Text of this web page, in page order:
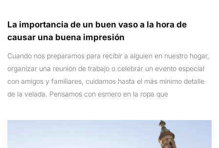
La importancia de un buen vaso a la hora de
causar una buena impresión
Cuando nos preparamos para recibir a alguien en nuestro hogar,
organizar una reunión de trabajo o celebrar un evento especial
con amigos y familiares, cuidamos hasta el más mínimo detalle
de la velada. Pensamos con esmero en la ropa que